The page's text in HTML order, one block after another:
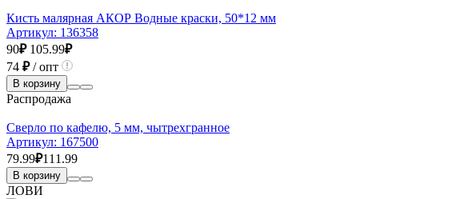
Кисть малярная АКОР Водные краски, 50*12 мм
Артикул: 136358
90₽ 105.99₽
74 ₽/ опт
В корзину
Распродажа
Сверло по кафелю, 5 мм, чытрехгранное
Артикул: 167500
79.99₽111.99
В корзину
ЛОВИ